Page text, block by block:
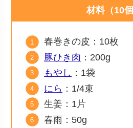
材料（10個
春巻きの皮：10枚
豚ひき肉 ：200g
もやし ：1袋
にら ：1/4束
生姜：1片
春雨：50g